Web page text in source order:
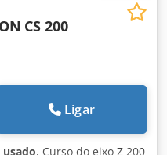
CS 200
Ligar
usado, Curso do eixo Z 200